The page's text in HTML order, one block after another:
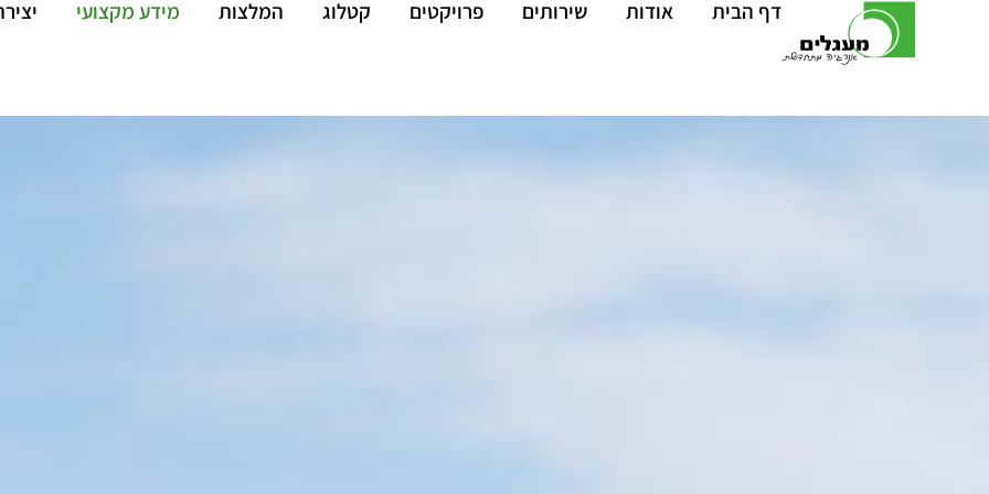
דף הבית אודות שירותים פרויקטים קטלוג המלצות מידע מקצועי